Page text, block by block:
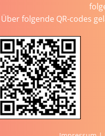
Über folgende QR-codes